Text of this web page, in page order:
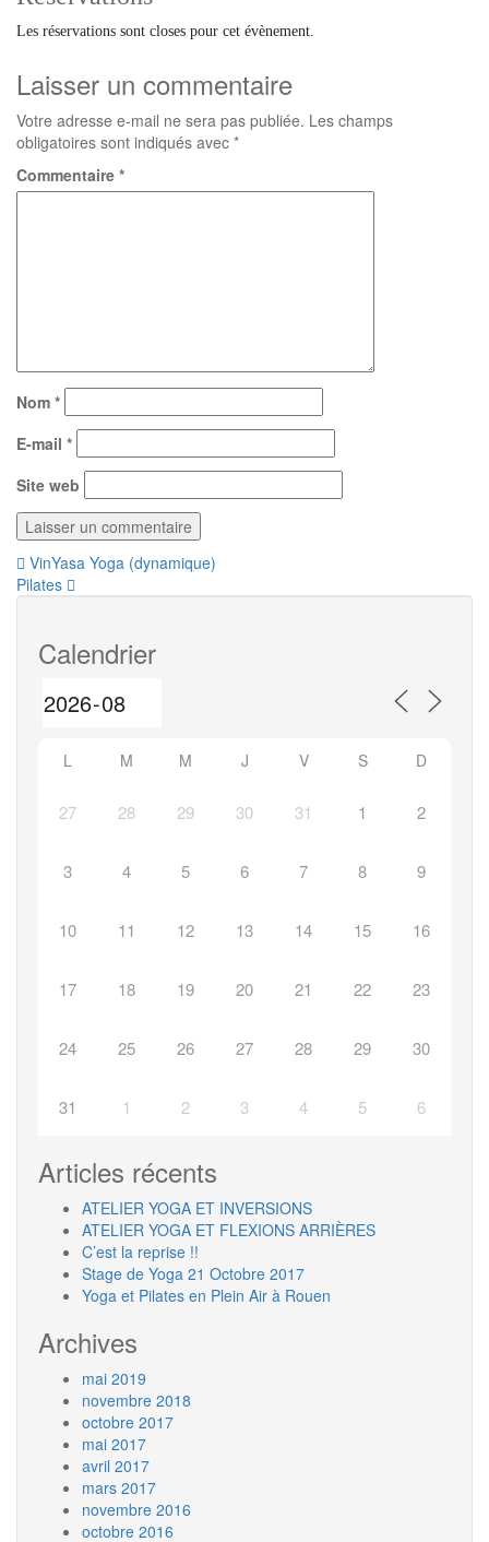
Les réservations sont closes pour cet évènement.
Laisser un commentaire
Votre adresse e-mail ne sera pas publiée. Les champs
obligatoires sont indiqués avec *
Commentaire *
Nom *
E-mail *
Site web
Navigation
de
l’article
VinYasa Yoga (dynamique)
Pilates
Calendrier
L M M J V S D
27 28 29 30 31 1 2
3 4 5 6 7 8 9
10 11 12 13 14 15 16
17 18 19 20 21 22 23
24 25 26 27 28 29 30
31 1 2 3 4 5 6
Articles récents
ATELIER YOGA ET INVERSIONS
ATELIER YOGA ET FLEXIONS ARRIÈRES
C’est la reprise !!
Stage de Yoga 21 Octobre 2017
Yoga et Pilates en Plein Air à Rouen
Archives
mai 2019
novembre 2018
octobre 2017
mai 2017
avril 2017
mars 2017
novembre 2016
octobre 2016